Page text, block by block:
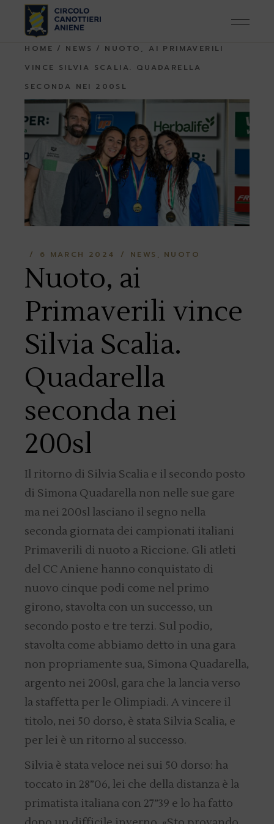
content
HOME NEWS
NUOTO, AI PRIMAVERILI
VINCE SILVIA SCALIA. QUADARELLA
SECONDA NEI 200SL
6 MARCH 2024 NEWS NUOTO
Nuoto, ai
Primaverili vince
Silvia Scalia.
Quadarella
seconda nei
200sl
Il ritorno di Silvia Scalia e il secondo posto
di Simona Quadarella non nelle sue gare
ma nei 200sl lasciano il segno nella
seconda giornata dei campionati italiani
Primaverili di nuoto a Riccione. Gli atleti
del CC Aniene hanno conquistato di
nuovo cinque podi come nel primo
girono, stavolta con un successo, un
secondo posto e tre terzi. Sul podio,
stavolta come abbiamo detto in una gara
non propriamente sua, Simona Quadarella,
argento nei 200sl, gara che la lancia verso
la staffetta per le Olimpiadi. A vincere il
titolo, nei 50 dorso, è stata Silvia Scalia, e
per lei è un ritorno al successo.
Silvia è stata veloce nei sui 50 dorso: ha
toccato in 28”06, lei che della distanza è la
primatista italiana con 27”39 e lo ha fatto